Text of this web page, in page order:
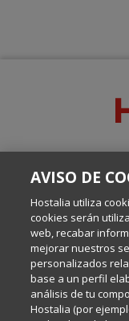
Escrito por el
AVISO DE
Hostalia utiliza
cookies serán
web, recabar
mejorar nuestros
personalizados
base a un perfil
análisis de tu
Hostalia (por